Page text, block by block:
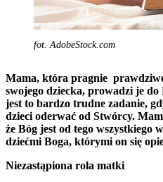
fot. AdobeStock.com
Mama, która pragnie
swojego dziecka, prowadzi je do
jest to bardzo trudne zadanie,
dzieci oderwać od Stwórcy.
że Bóg jest od tego wszystkiego
dziećmi Boga, którymi on się
Niezastąpiona rola matki